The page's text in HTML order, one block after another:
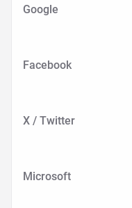
Google
Facebook
X / Twitter
Microsoft